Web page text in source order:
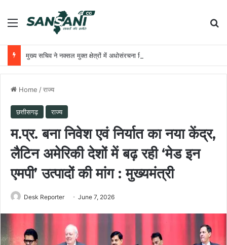
Menu
Home /राज्य
छत्तीसगढ़ राज्य
म.प्र. बना निवेश एवं निर्यात का नया केंद्र,
लैटिन अमेरिकी देशों में बढ़ रही ‘मेड इन
एमपी’ उत्पादों की मांग : मुख्यमंत्री
Desk Reporter June 7, 2026